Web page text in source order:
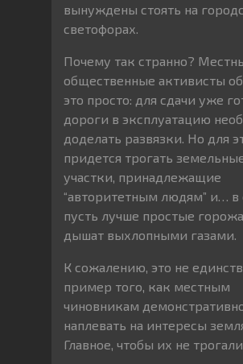
вынуждены стоять на
светофорах.
Почему так странно?
общественные активисты
это просто: для сдачи уже
дороги в эксплуатацию
доделать развязки. Но для
придется трогать
участки, принадлежащие
“авторитетным людям” и…
пусть лучше простые
дышат выхлопными газами.
К сожалению, это не
пример того, как местным
чиновникам
наплевать на интересы
Главное, чтобы их не